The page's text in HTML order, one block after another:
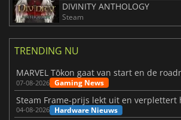
DIVINITY ANTHOLOGY
Steam
TRENDING NU
07-08-2026 Gaming News
04-08-2026 Hardware Nieuws